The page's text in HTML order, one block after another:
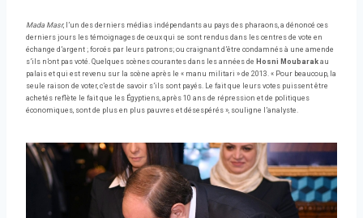
Mada Masr, l’un des derniers médias indépendants au pays des pharaons, a dénoncé ces
derniers jours les témoignages de ceux qui se sont rendus dans les centres de vote en
échange d’argent ; forcés par leurs patrons; ou craignant d’être condamnés à une amende
s’ils n’ont pas voté. Quelques scènes courantes dans les années de Hosni Moubarak au
palais et qui est revenu sur la scène après le « manu militari » de 2013. « Pour beaucoup, la
seule raison de voter, c’est de savoir s’ils sont payés. Le fait que leurs votes puissent être
achetés reflète le fait que les Égyptiens, après 10 ans de répression et de politiques
économiques, sont de plus en plus pauvres et désespérés », souligne l’analyste.